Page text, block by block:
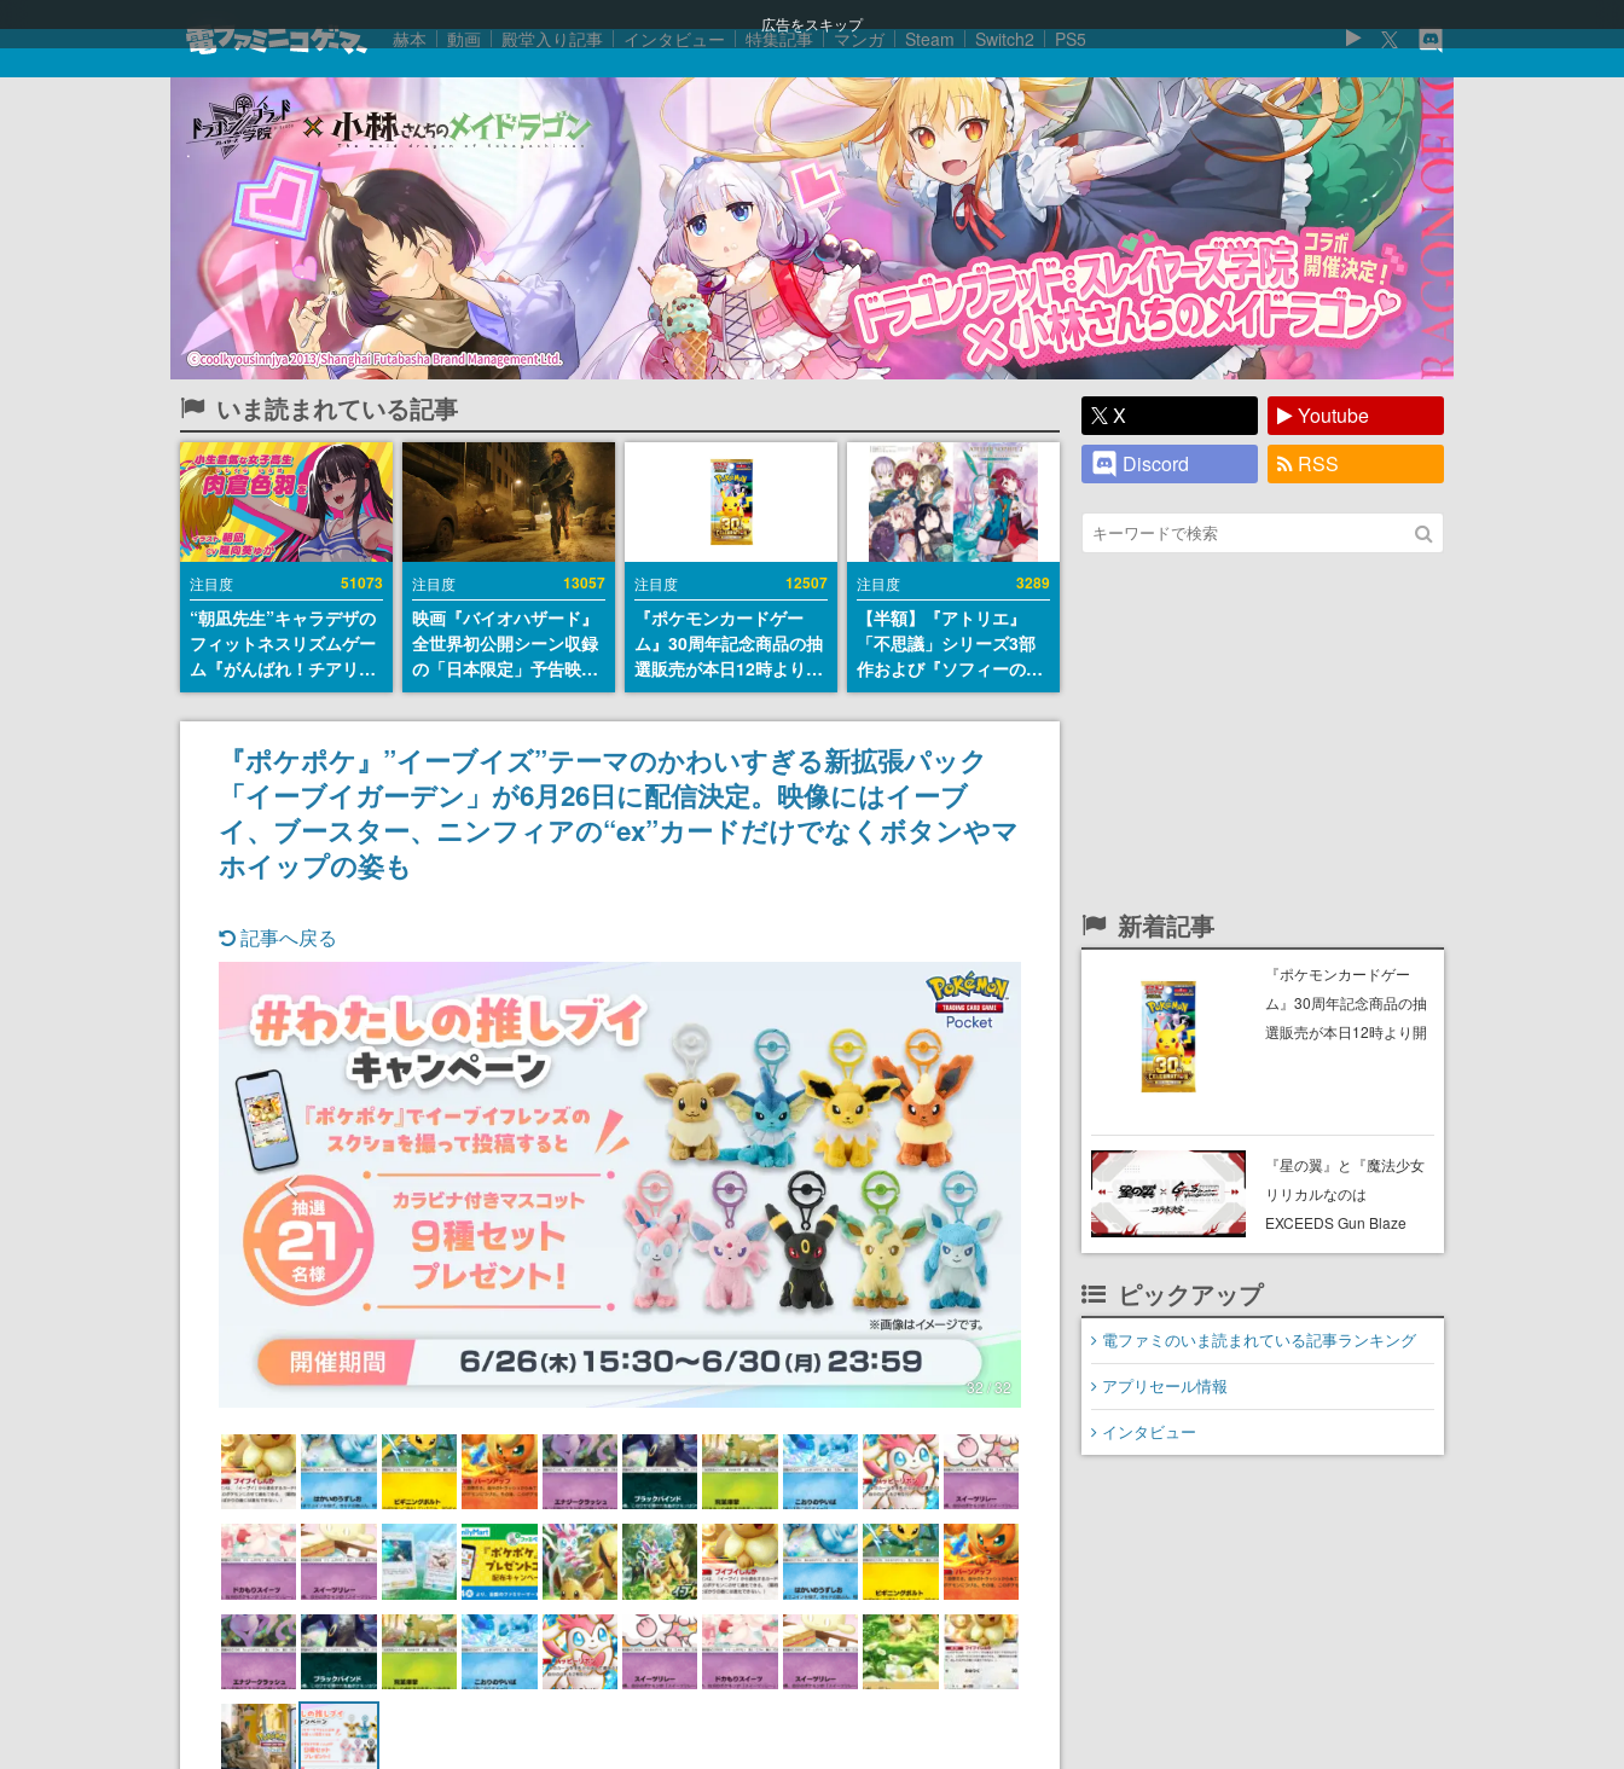
広告をスキップ
赫本 動画 殿堂入り記事 インタビュー 特集記事 マンガ Steam Switch2 PS5
いま読まれている記事
注目度 51073
“朝凪先生”キャラデザの
フィットネスリズムゲー
ム『がんばれ！チアリズ
ム』Steamストアページ
が公開。キャラクターの
CVは陽向葵ゅかさん
注目度 13057
映画『バイオハザード』
全世界初公開シーン収録
の「日本限定」予告映像
が解禁。バイオの日（8
月10日）にあわせて、
「ラクーンシティ総合病
院」へ行く配達人の姿が
披露
注目度 12507
『ポケモンカードゲー
ム』30周年記念商品の抽
選販売が本日12時より開
始。拡張パック「30th
CELEBRATION」のボッ
クスに、「プレミアムデ
ッキセット エーフィ・ブ
ラッキー」
「FUTURISTIC BOX」の
計3商品
注目度 3289
【半額】『アトリエ』
「不思議」シリーズ3部
作および『ソフィーのア
トリエ2』公式画集の
Kindle版が50%オフとな
るセールが開催中。各作
品の設定画や美麗なイラ
ストの数々をふんだんに
収録
『ポケポケ』”イーブイズ”テーマのかわいすぎる新拡張パック
「イーブイガーデン」が6月26日に配信決定。映像にはイーブ
イ、ブースター、ニンフィアの“ex”カードだけでなくボタンやマ
ホイップの姿も
記事へ戻る
32 / 32
X
Youtube
Discord
RSS
新着記事
『ポケモンカードゲー
ム』30周年記念商品の抽
選販売が本日12時より開
ラッキー」
「FUTURISTIC BOX」の
計3商品
『星の翼』と『魔法少女
リリカルなのは
EXCEEDS Gun Blaze
Vengeance』のコラボが
選3名にプレゼントする企
画を実施中
ピックアップ
電ファミのいま読まれている記事ランキング
アプリセール情報
インタビュー